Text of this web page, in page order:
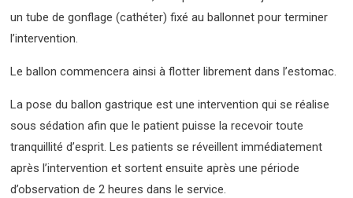
un tube de gonflage (cathéter) fixé au ballonnet pour terminer
l’intervention.
Le ballon commencera ainsi à flotter librement dans l’estomac.
La pose du ballon gastrique est une intervention qui se réalise
sous sédation afin que le patient puisse la recevoir toute
tranquillité d’esprit. Les patients se réveillent immédiatement
après l’intervention et sortent ensuite après une période
d’observation de 2 heures dans le service.